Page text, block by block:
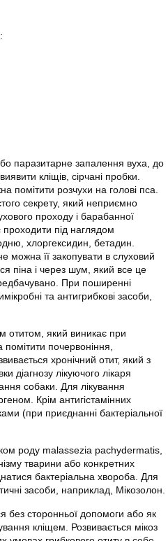
паразитарне запалення вуха, до
кліщів, сірчані пробки.
помітити розчухи на голові пса.
секрету, який неприємно
проходу і барабанної
проходити під наглядом
хлоргексидин, бетадин.
можна її закопувати в слуховий
піна і через шум, який все це
При поширенні
та антигрибкові засоби,
отитом, який виникає при
почервоніння,
хронічний отит, який з
діагнозу лікуючого лікаря
собаки. Для лікування
Крім антигістамінних
(при приєднанні бактеріальної
роду malassezia pachydermatis,
тварини або конкретних
бактеріальна хвороба. Для
засоби, наприклад, Мікозолон.
без сторонньої допомоги або як
кліщем. Розвивається мікоз